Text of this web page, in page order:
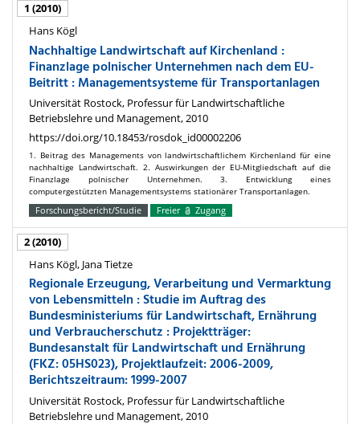
1 (2010)
Hans Kögl
Nachhaltige Landwirtschaft auf Kirchenland :
Finanzlage polnischer Unternehmen nach dem EU-
Beitritt : Managementsysteme für Transportanlagen
Universität Rostock, Professur für Landwirtschaftliche
Betriebslehre und Management, 2010
https://doi.org/10.18453/rosdok_id00002206
1. Beitrag des Managements von landwirtschaftlichem Kirchenland für eine
nachhaltige Landwirtschaft. 2. Auswirkungen der EU-Mitgliedschaft auf die
Finanzlage polnischer Unternehmen. 3. Entwicklung eines
computergestützten Managementsystems stationärer Transportanlagen.
Forschungsbericht/Studie Freier Zugang
2 (2010)
Hans Kögl, Jana Tietze
Regionale Erzeugung, Verarbeitung und Vermarktung
von Lebensmitteln : Studie im Auftrag des
Bundesministeriums für Landwirtschaft, Ernährung
und Verbraucherschutz : Projektträger:
Bundesanstalt für Landwirtschaft und Ernährung
(FKZ: 05HS023), Projektlaufzeit: 2006-2009,
Berichtszeitraum: 1999-2007
Universität Rostock, Professur für Landwirtschaftliche
Betriebslehre und Management, 2010